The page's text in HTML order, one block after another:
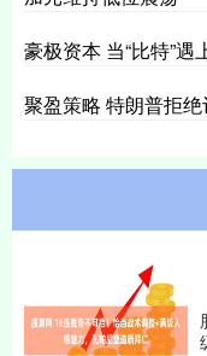
豪极资本 当“比特”遇
聚盈策略 特朗普拒